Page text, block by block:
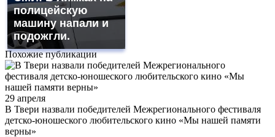
полицейскую
машину напали и
подожгли.
Похожие публикации
29 апреля
В Твери назвали победителей Межрегионального фестиваля
детско-юношеского любительского кино «Мы нашей памяти
верны»